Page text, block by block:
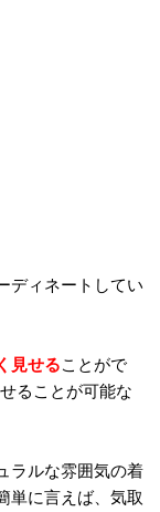
ディネートしてい
見せることがで
ることが可能な
ラルな雰囲気の着
単に言えば、気取